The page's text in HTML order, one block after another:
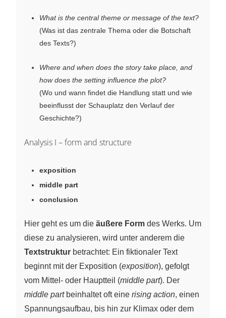
What is the central theme or message of the text?
(Was ist das zentrale Thema oder die Botschaft
des Texts?)
Where and when does the story take place, and
how does the setting influence the plot?
(Wo und wann findet die Handlung statt und wie
beeinflusst der Schauplatz den Verlauf der
Geschichte?)
Analysis I – form and structure
exposition
middle part
conclusion
Hier geht es um die äußere Form des Werks. Um
diese zu analysieren, wird unter anderem die
Textstruktur betrachtet: Ein fiktionaler Text
beginnt mit der Exposition (exposition), gefolgt
vom Mittel- oder Hauptteil (middle part). Der
middle partbeinhaltet oft eine rising action, einen
Spannungsaufbau, bis hin zur Klimax oder dem